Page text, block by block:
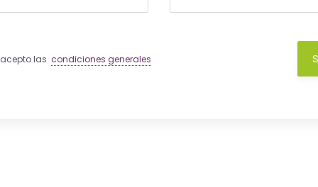
las condiciones generales